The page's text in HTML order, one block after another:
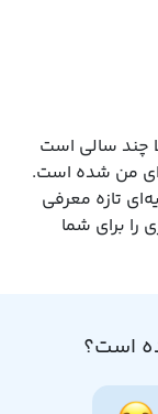
حالا چند سالی است
من شده است.
تازه معرفی
را برای شما
است؟